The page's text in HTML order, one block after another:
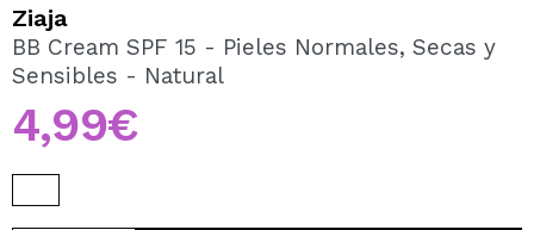
Al crear una cuenta en Maquillalia.com podrás realizar
tus compras rápidamente, revisar el estado de tus
Ziaja
BB Cream SPF 15 - Pieles Normales, Secas y
Sensibles - Natural
4,99€